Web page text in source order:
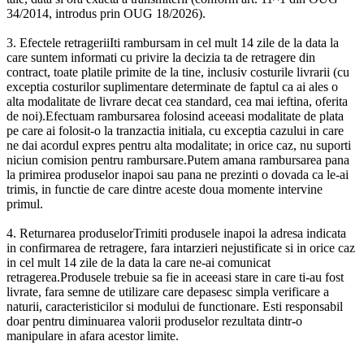
34/2014, introdus prin OUG 18/2026).
3. Efectele retrageriiIti rambursam in cel mult 14 zile de la data la
care suntem informati cu privire la decizia ta de retragere din
contract, toate platile primite de la tine, inclusiv costurile livrarii (cu
exceptia costurilor suplimentare determinate de faptul ca ai ales o
alta modalitate de livrare decat cea standard, cea mai ieftina, oferita
de noi).Efectuam rambursarea folosind aceeasi modalitate de plata
pe care ai folosit-o la tranzactia initiala, cu exceptia cazului in care
ne dai acordul expres pentru alta modalitate; in orice caz, nu suporti
niciun comision pentru rambursare.Putem amana rambursarea pana
la primirea produselor inapoi sau pana ne prezinti o dovada ca le-ai
trimis, in functie de care dintre aceste doua momente intervine
primul.
4. Returnarea produselorTrimiti produsele inapoi la adresa indicata
in confirmarea de retragere, fara intarzieri nejustificate si in orice caz
in cel mult 14 zile de la data la care ne-ai comunicat
retragerea.Produsele trebuie sa fie in aceeasi stare in care ti-au fost
livrate, fara semne de utilizare care depasesc simpla verificare a
naturii, caracteristicilor si modului de functionare. Esti responsabil
doar pentru diminuarea valorii produselor rezultata dintr-o
manipulare in afara acestor limite.